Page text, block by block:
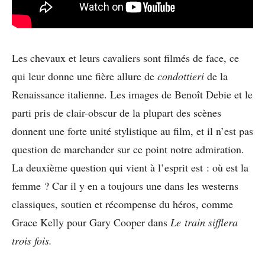
Les chevaux et leurs cavaliers sont filmés de face, ce
qui leur donne une fière allure de condottieri de la
Renaissance italienne. Les images de Benoît Debie et le
parti pris de clair-obscur de la plupart des scènes
donnent une forte unité stylistique au film, et il n’est pas
question de marchander sur ce point notre admiration.
La deuxième question qui vient à l’esprit est : où est la
femme ? Car il y en a toujours une dans les westerns
classiques, soutien et récompense du héros, comme
Grace Kelly pour Gary Cooper dans Le train sifflera
trois fois.